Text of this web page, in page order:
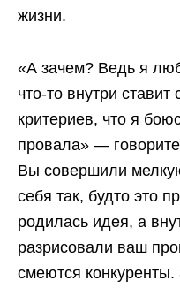
жизни.
«А зачем? Ведь я
что-то внутри ставит
критериев, что я
провала» —
Вы совершили
себя так, будто это
родилась идея, а
разрисовали ваш
смеются